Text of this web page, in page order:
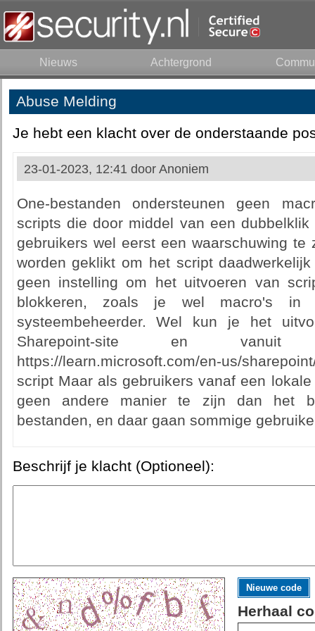
Nieuws Achtergrond
Abuse Melding
Je hebt een klacht over de onderstaande
23-01-2023, 12:41 door Anoniem
One-bestanden ondersteunen geen
scripts die door middel van een
gebruikers wel eerst een waarschuwing
worden geklikt om het script
geen instelling om het uitvoeren van
blokkeren, zoals je wel macro's in
systeembeheerder. Wel kun je het
Sharepoint-site en vanuit
https://learn.microsoft.com/en-us/
script Maar als gebruikers vanaf een
geen andere manier te zijn dan het
bestanden, en daar gaan sommige
Beschrijf je klacht (Optioneel):
Nieuwe code
Herhaal